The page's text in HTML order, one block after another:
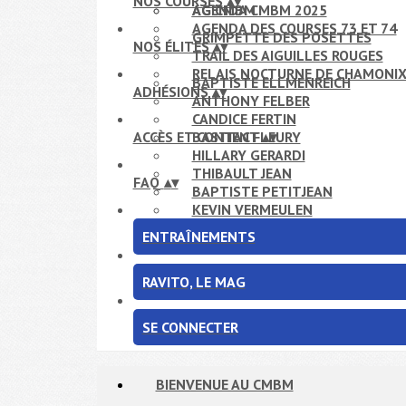
AG CMBM
AGENDA CMBM 2025
AGENDA DES COURSES 73 ET 74
GRIMPETTE DES POSETTES
TRAIL DES AIGUILLES ROUGES
RELAIS NOCTURNE DE CHAMONIX
NOS ÉLITES▴▾
BAPTISTE ELLMENREICH
ANTHONY FELBER
CANDICE FERTIN
BASTIEN FLEURY
HILLARY GERARDI
THIBAULT JEAN
BAPTISTE PETITJEAN
KEVIN VERMEULEN
ADHÉSIONS▴▾
ACCÈS ET CONTACT▴▾
FAQ ▴▾
ENTRAÎNEMENTS
RAVITO, LE MAG
SE CONNECTER
BIENVENUE AU CMBM